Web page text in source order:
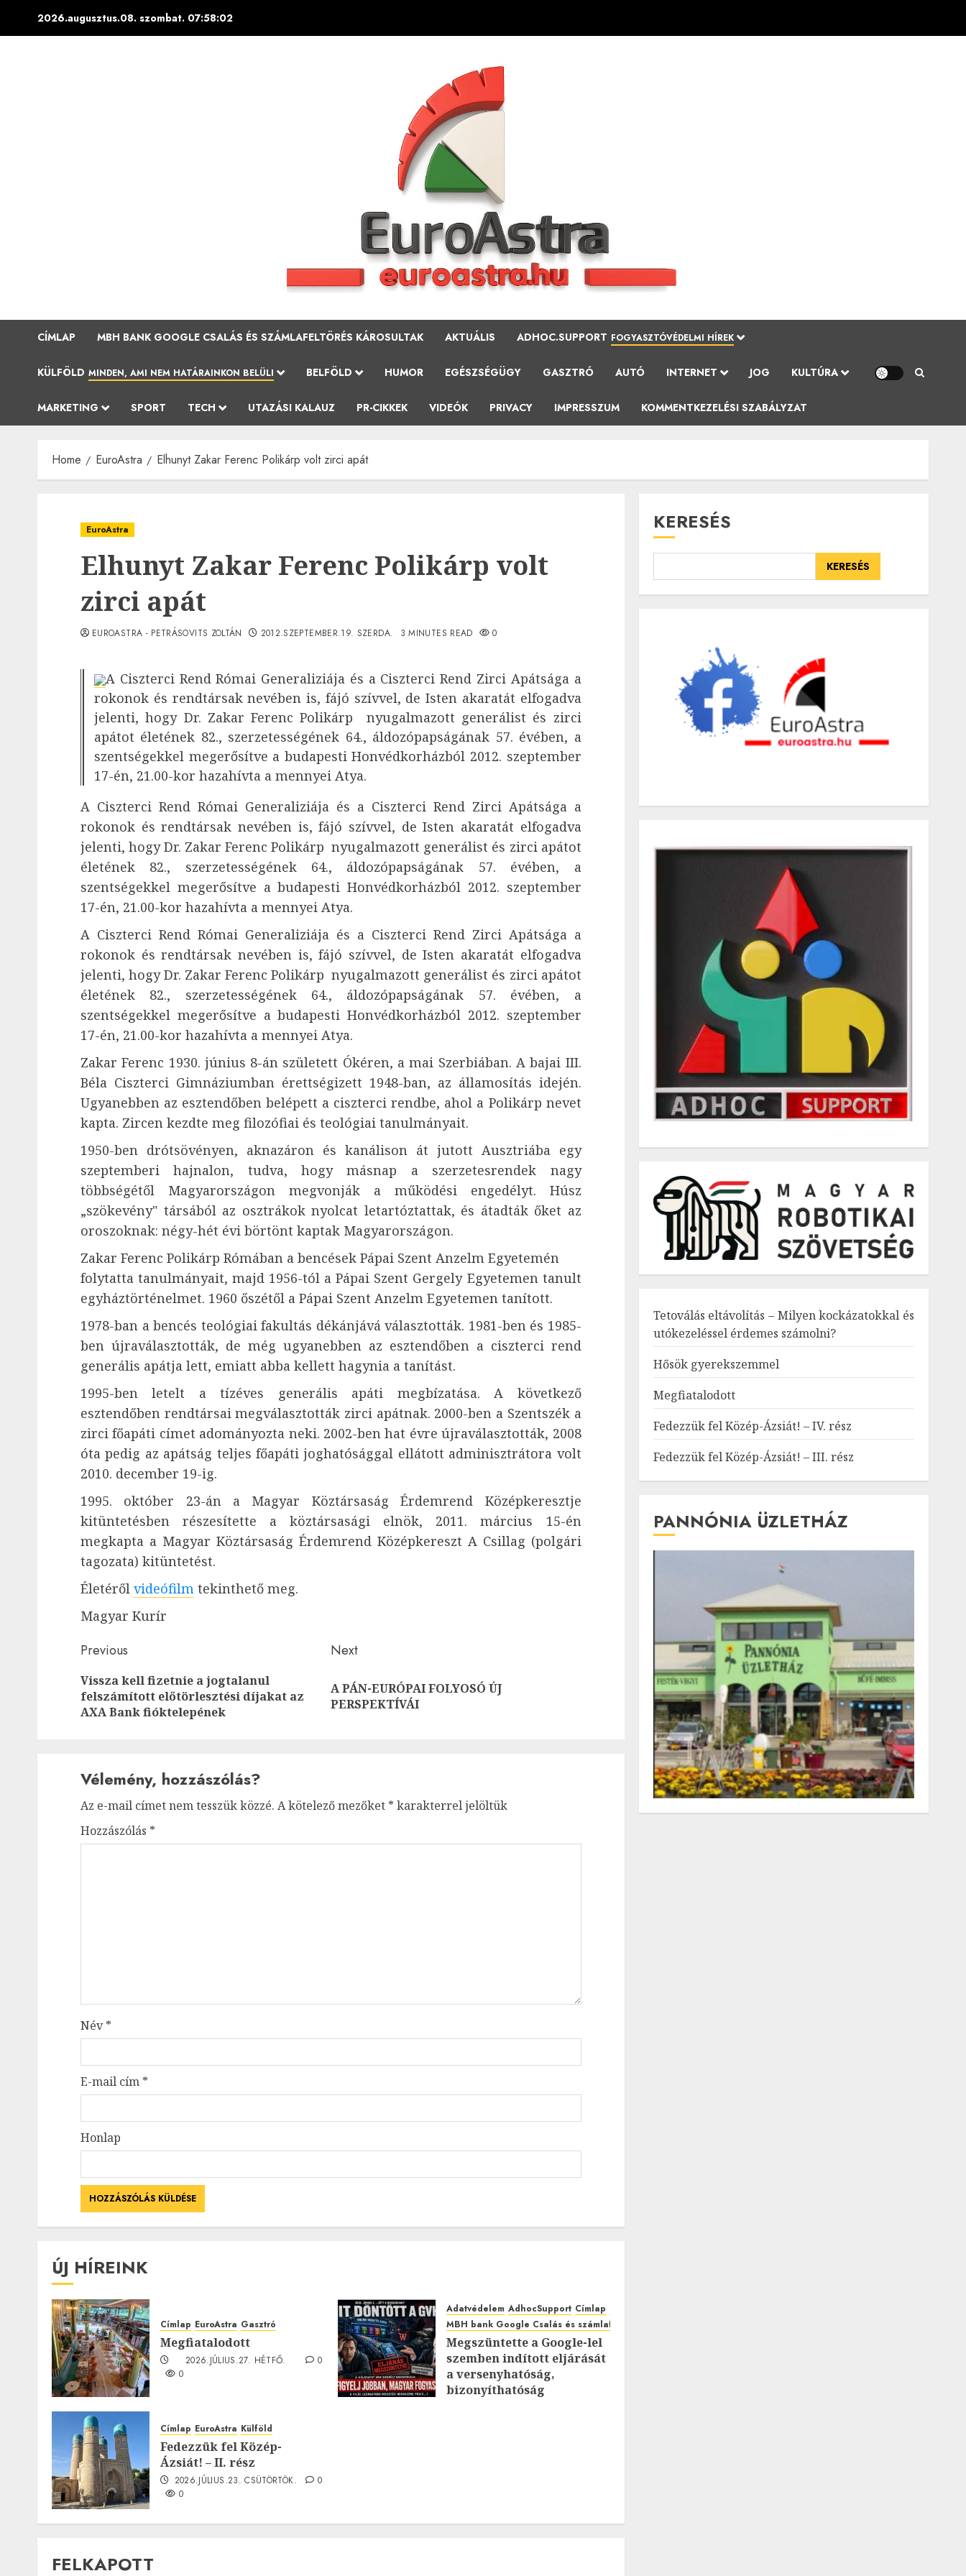
2026.augusztus.08. szombat. 07:58:03
CÍMLAP MBH BANK GOOGLE CSALÁS ÉS SZÁMLAFELTÖRÉS KÁROSULTAK AKTUÁLIS ADHOC.SUPPORT FOGYASZTÓVÉDELMI HÍREK
KÜLFÖLD MINDEN, AMI NEM HATÁRAINKON BELÜLI BELFÖLD HUMOR EGÉSZSÉGÜGY GASZTRÓ AUTÓ INTERNET JOG KULTÚRA
MARKETING SPORT TECH UTAZÁSI KALAUZ PR-CIKKEK VIDEÓK PRIVACY IMPRESSZUM KOMMENTKEZELÉSI SZABÁLYZAT
Home EuroAstra Elhunyt Zakar Ferenc Polikárp volt zirci apát
EuroAstra
Elhunyt Zakar Ferenc Polikárp volt
zirci apát
EUROASTRA - PETRÁSOVITS ZOLTÁN 2012.SZEPTEMBER.19. SZERDA. 3 MINUTES READ 0
A Ciszterci Rend Római Generaliziája és a Ciszterci Rend Zirci Apátsága a
rokonok és rendtársak nevében is, fájó szívvel, de Isten akaratát elfogadva
jelenti, hogy Dr. Zakar Ferenc Polikárp nyugalmazott generálist és zirci
apátot életének 82., szerzetességének 64., áldozópapságának 57. évében, a
szentségekkel megerősítve a budapesti Honvédkorházból 2012. szeptember
17-én, 21.00-kor hazahívta a mennyei Atya.
A Ciszterci Rend Római Generaliziája és a Ciszterci Rend Zirci Apátsága a
rokonok és rendtársak nevében is, fájó szívvel, de Isten akaratát elfogadva
jelenti, hogy Dr. Zakar Ferenc Polikárp nyugalmazott generálist és zirci apátot
életének 82., szerzetességének 64., áldozópapságának 57. évében, a
szentségekkel megerősítve a budapesti Honvédkorházból 2012. szeptember
17-én, 21.00-kor hazahívta a mennyei Atya.
A Ciszterci Rend Római Generaliziája és a Ciszterci Rend Zirci Apátsága a
rokonok és rendtársak nevében is, fájó szívvel, de Isten akaratát elfogadva
jelenti, hogy Dr. Zakar Ferenc Polikárp nyugalmazott generálist és zirci apátot
életének 82., szerzetességének 64., áldozópapságának 57. évében, a
szentségekkel megerősítve a budapesti Honvédkorházból 2012. szeptember
17-én, 21.00-kor hazahívta a mennyei Atya.
Zakar Ferenc 1930. június 8-án született Ókéren, a mai Szerbiában. A bajai III.
Béla Ciszterci Gimnáziumban érettségizett 1948-ban, az államosítás idején.
Ugyanebben az esztendőben belépett a ciszterci rendbe, ahol a Polikárp nevet
kapta. Zircen kezdte meg filozófiai és teológiai tanulmányait.
1950-ben drótsövényen, aknazáron és kanálison át jutott Ausztriába egy
szeptemberi hajnalon, tudva, hogy másnap a szerzetesrendek nagy
többségétől Magyarországon megvonják a működési engedélyt. Húsz
„szökevény" társából az osztrákok nyolcat letartóztattak, és átadták őket az
oroszoknak: négy-hét évi börtönt kaptak Magyarországon.
Zakar Ferenc Polikárp Rómában a bencések Pápai Szent Anzelm Egyetemén
folytatta tanulmányait, majd 1956-tól a Pápai Szent Gergely Egyetemen tanult
egyháztörténelmet. 1960 őszétől a Pápai Szent Anzelm Egyetemen tanított.
1978-ban a bencés teológiai fakultás dékánjává választották. 1981-ben és 1985-
ben újraválasztották, de még ugyanebben az esztendőben a ciszterci rend
generális apátja lett, emiatt abba kellett hagynia a tanítást.
1995-ben letelt a tízéves generális apáti megbízatása. A következő
esztendőben rendtársai megválasztották zirci apátnak. 2000-ben a Szentszék a
zirci főapáti címet adományozta neki. 2002-ben hat évre újraválasztották, 2008
óta pedig az apátság teljes főapáti joghatósággal ellátott adminisztrátora volt
2010. december 19-ig.
1995. október 23-án a Magyar Köztársaság Érdemrend Középkeresztje
kitüntetésben részesítette a köztársasági elnök, 2011. március 15-én
megkapta a Magyar Köztársaság Érdemrend Középkereszt A Csillag (polgári
tagozata) kitüntetést.
Életéről videófilm tekinthető meg.
Magyar Kurír
Post
navigation
Previous
Previous
post:
Vissza kell fizetnie a jogtalanul
felszámított előtörlesztési díjakat az
AXA Bank fióktelepének
Next
Next
post:
A PÁN-EURÓPAI FOLYOSÓ ÚJ
PERSPEKTÍVÁI
Vélemény, hozzászólás?
Az e-mail címet nem tesszük közzé. A kötelező mezőket * karakterrel jelöltük
Hozzászólás *
Név*
E-mail cím *
Honlap
ÚJ HÍREINK
Címlap EuroAstra Gasztró
Megfiatalodott
2026.JÚLIUS.27. HÉTFŐ.
0
0
Adatvédelem AdhocSupport Címlap
MBH bank Google Csalás és számlafeltörés károsultak
Megszüntette a Google-lel
szemben indított eljárását
a versenyhatóság,
bizonyíthatóság
Címlap EuroAstra Külföld
Fedezzük fel Közép-
Ázsiát! – II. rész
2026.JÚLIUS.23. CSÜTÖRTÖK.
0
0
FELKAPOTT
KERESÉS
KERESÉS
Tetoválás eltávolítás – Milyen kockázatokkal és
utókezeléssel érdemes számolni?
Hősök gyerekszemmel
Megfiatalodott
Fedezzük fel Közép-Ázsiát! – IV. rész
Fedezzük fel Közép-Ázsiát! – III. rész
PANNÓNIA ÜZLETHÁZ